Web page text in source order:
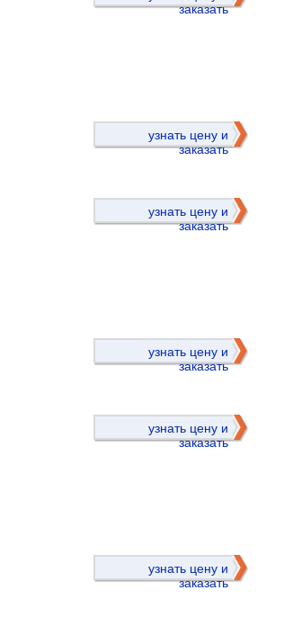
заказать
узнать цену и
заказать
узнать цену и
заказать
узнать цену и
заказать
узнать цену и
заказать
узнать цену и
заказать